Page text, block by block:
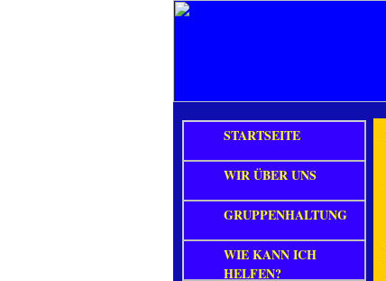
STARTSEITE
WIR ÜBER UNS
GRUPPENHALTUNG
WIE KANN ICH
HELFEN?